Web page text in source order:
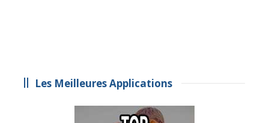
Les Meilleures Applications